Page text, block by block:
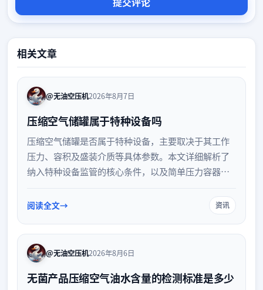
相关文章
@无油空压机2026年8月7日
压缩空气储罐属于特种设备吗
压缩空气储罐是否属于特种设备，主要取决于其工作
压力、容积及盛装介质等具体参数。本文详细解析了
纳入特种设备监管的核心条件，以及简单压力容器与
指导。
阅读全文 资讯
@无油空压机2026年8月6日
无菌产品压缩空气油水含量的检测标准是多少